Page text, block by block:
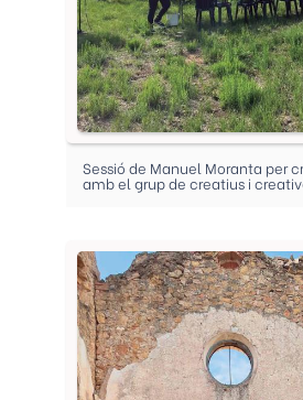
Sessió de Manuel Moranta per
amb el grup de creatius i